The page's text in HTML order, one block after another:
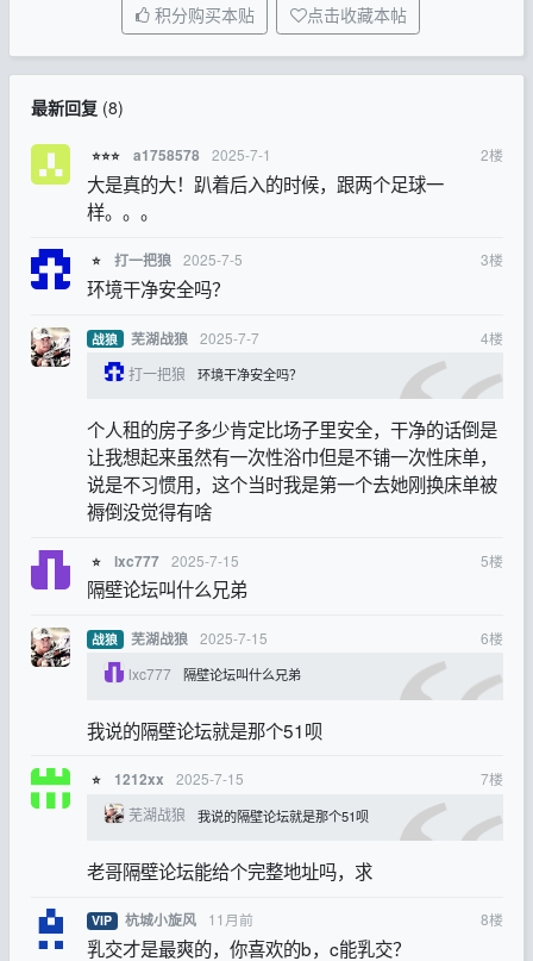
积分购买本贴 点击收藏本帖
最新回复(8)
⭐⭐⭐ a1758578 2025-7-1 2楼
大是真的大！趴着后入的时候，跟两个足球一
样。。。
⭐ 打一把狼 2025-7-5 3楼
环境干净安全吗？
战狼 芜湖战狼 2025-7-7 4楼
打一把狼
环境干净安全吗？
个人租的房子多少肯定比场子里安全，干净的话倒是
让我想起来虽然有一次性浴巾但是不铺一次性床单，
说是不习惯用，这个当时我是第一个去她刚换床单被
褥倒没觉得有啥
⭐ lxc777 2025-7-15 5楼
隔壁论坛叫什么兄弟
战狼 芜湖战狼 2025-7-15 6楼
lxc777
隔壁论坛叫什么兄弟
我说的隔壁论坛就是那个51呗
⭐ 1212xx 2025-7-15 7楼
芜湖战狼
我说的隔壁论坛就是那个51呗
老哥隔壁论坛能给个完整地址吗，求
VIP 杭城小旋风 11月前 8楼
乳交才是最爽的，你喜欢的b，c能乳交？